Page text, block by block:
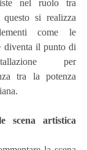
nel ruolo tra
si realizza
come le
diventa il punto di
per
tra la potenza
scena artistica